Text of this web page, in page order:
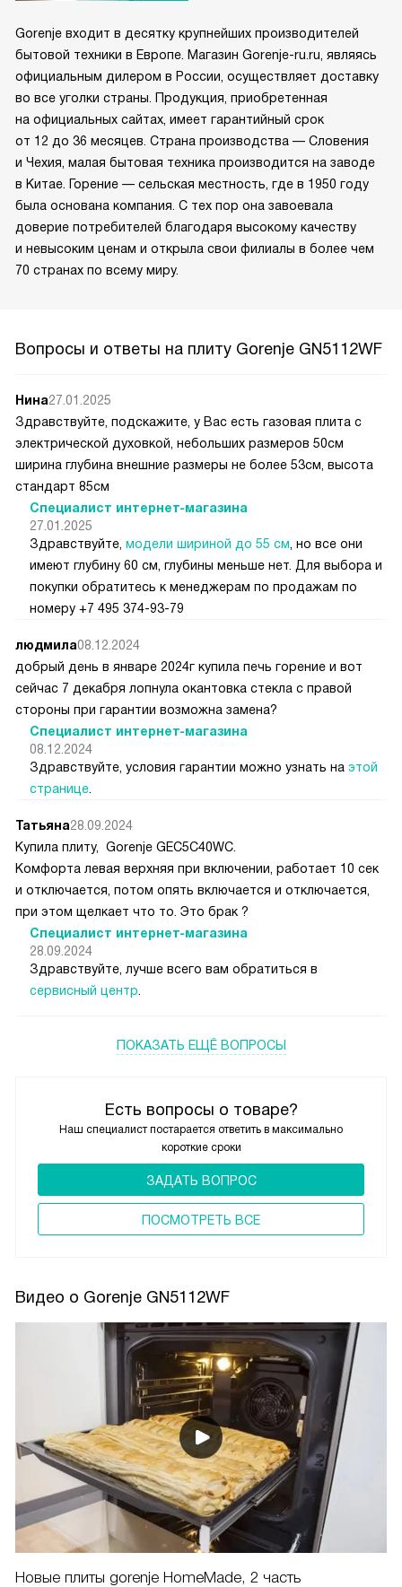
Gorenje входит в десятку крупнейших производителей
бытовой техники в Европе. Магазин Gorenje-ru.ru, являясь
официальным дилером в России, осуществляет доставку
во все уголки страны. Продукция, приобретенная
на официальных сайтах, имеет гарантийный срок
от 12 до 36 месяцев. Страна производства — Словения
и Чехия, малая бытовая техника производится на заводе
в Китае. Горение — сельская местность, где в 1950 году
была основана компания. С тех пор она завоевала
доверие потребителей благодаря высокому качеству
и невысоким ценам и открыла свои филиалы в более чем
70 странах по всему миру.
Вопросы и ответы на плиту Gorenje GN5112WF
Есть вопросы о товаре?
Наш специалист постарается ответить в максимально
короткие сроки
ЗАДАТЬ ВОПРОС
ПОCМОТРЕТЬ ВСЕ
Нина27.01.2025
Здравствуйте, подскажите, у Вас есть газовая плита с
электрической духовкой, небольших размеров 50см
ширина глубина внешние размеры не более 53см, высота
стандарт 85см
Специалист интернет-магазина
27.01.2025
Здравствуйте, модели шириной до 55 см , но все они
имеют глубину 60 см, глубины меньше нет. Для выбора и
покупки обратитесь к менеджерам по продажам по
номеру +7 495 374-93-79
людмила08.12.2024
добрый день в январе 2024г купила печь горение и вот
сейчас 7 декабря лопнула окантовка стекла с правой
стороны при гарантии возможна замена?
Специалист интернет-магазина
08.12.2024
Здравствуйте, условия гарантии можно узнать на этой
странице
Татьяна28.09.2024
Купила плиту, Gorenje GEC5C40WC.
Комфорта левая верхняя при включении, работает 10 сек
и отключается, потом опять включается и отключается,
при этом щелкает что то. Это брак ?
Специалист интернет-магазина
28.09.2024
Здравствуйте, лучше всего вам обратиться в
сервисный центр
ПОКАЗАТЬ ЕЩЁ ВОПРОСЫ
Видео о Gorenje GN5112WF
Новые плиты gorenje HomeMade, 2 часть